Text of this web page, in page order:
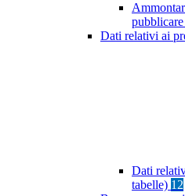
Dati relativi ai
Dati
tabelle) 12